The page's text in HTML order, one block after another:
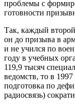
проблемы с
готовности
Так, каждый
он до призыва в
и не учился по
году в учебных
119,9 тысяч
ведомств, то в
подготовка по
радиосвязь)